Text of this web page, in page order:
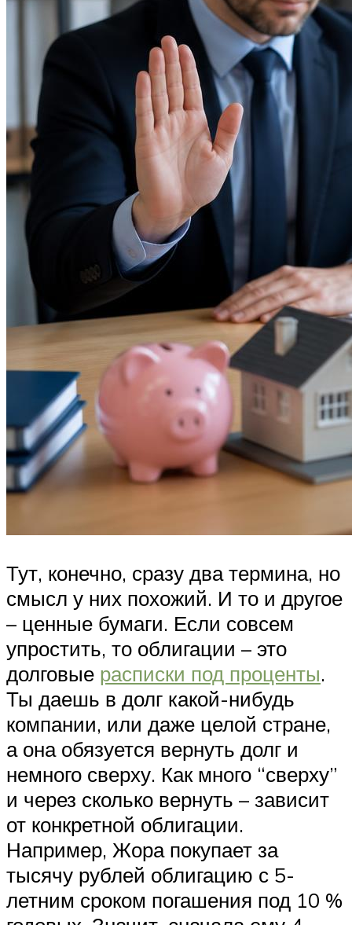
Тут, конечно, сразу два термина, но
смысл у них похожий. И то и другое
– ценные бумаги. Если совсем
упростить, то облигации – это
долговые расписки под проценты.
Ты даешь в долг какой-нибудь
компании, или даже целой стране,
а она обязуется вернуть долг и
немного сверху. Как много “сверху”
и через сколько вернуть – зависит
от конкретной облигации.
Например, Жора покупает за
тысячу рублей облигацию с 5-
летним сроком погашения под 10 %